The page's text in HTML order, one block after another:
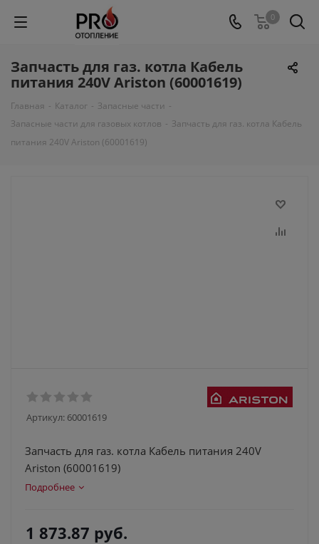
0
Запчасть для газ. котла Кабель
питания 240V Ariston (60001619)
Главная - Каталог - Запасные части -
Запасные части для газовых котлов - Запчасть для газ. котла Кабель
питания 240V Ariston (60001619)
Артикул: 60001619
Запчасть для газ. котла Кабель питания 240V
Ariston (60001619)
Подробнее
1 873.87 руб.